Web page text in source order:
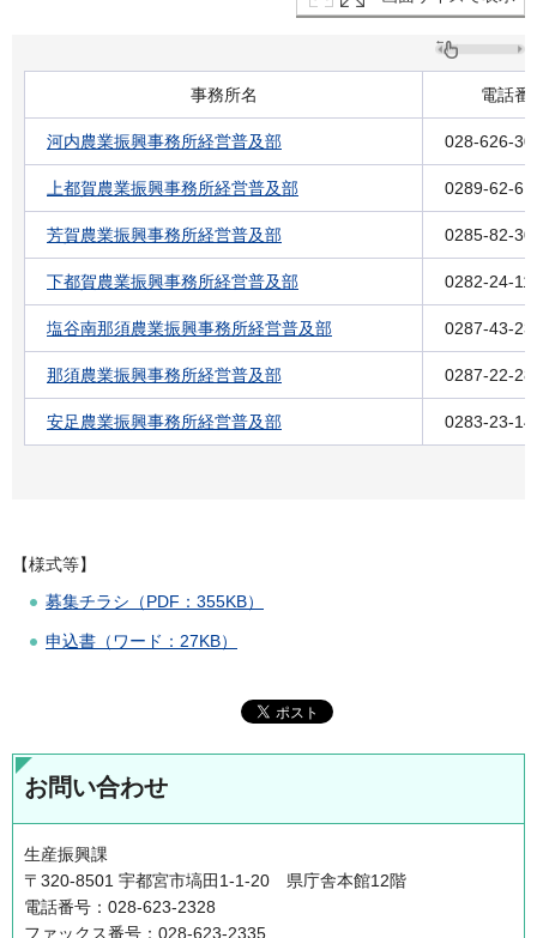
事務所名 電話番
河内農業振興事務所経営普及部 028-626-
上都賀農業振興事務所経営普及部 0289-62-
芳賀農業振興事務所経営普及部 0285-82-
下都賀農業振興事務所経営普及部 0282-24-
塩谷南那須農業振興事務所経営普及部 0287-43-
那須農業振興事務所経営普及部 0287-22-
安足農業振興事務所経営普及部 0283-23-
【様式等】
募集チラシ（PDF：355KB）
申込書（ワード：27KB）
お問い合わせ
生産振興課
〒320-8501 宇都宮市塙田1-1-20 県庁舎本館12階
電話番号：028-623-2328
ファックス番号：028-623-2335